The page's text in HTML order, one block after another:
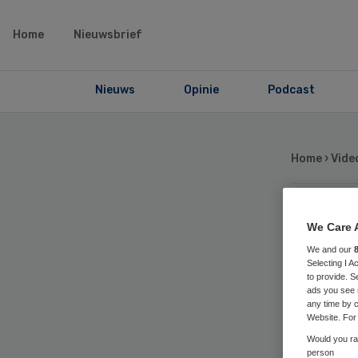
Home Nieuwsbrief
Nieuws Opinie Podcast
Home ›
We Care
We and our
Selecting I
to provide.
ads you see
any time by
Website.
Would you
person